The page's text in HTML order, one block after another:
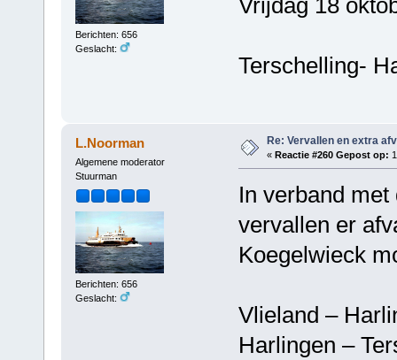
Berichten: 656
Geslacht:
Vrijdag 18
Terschelling-
L.Noorman
Algemene moderator
Stuurman
Berichten: 656
Geslacht:
Re: Vervallen en extra
« Reactie #260 Gepost op:
In verband
vervallen er
Koegelwieck
Vlieland –
Harlingen –